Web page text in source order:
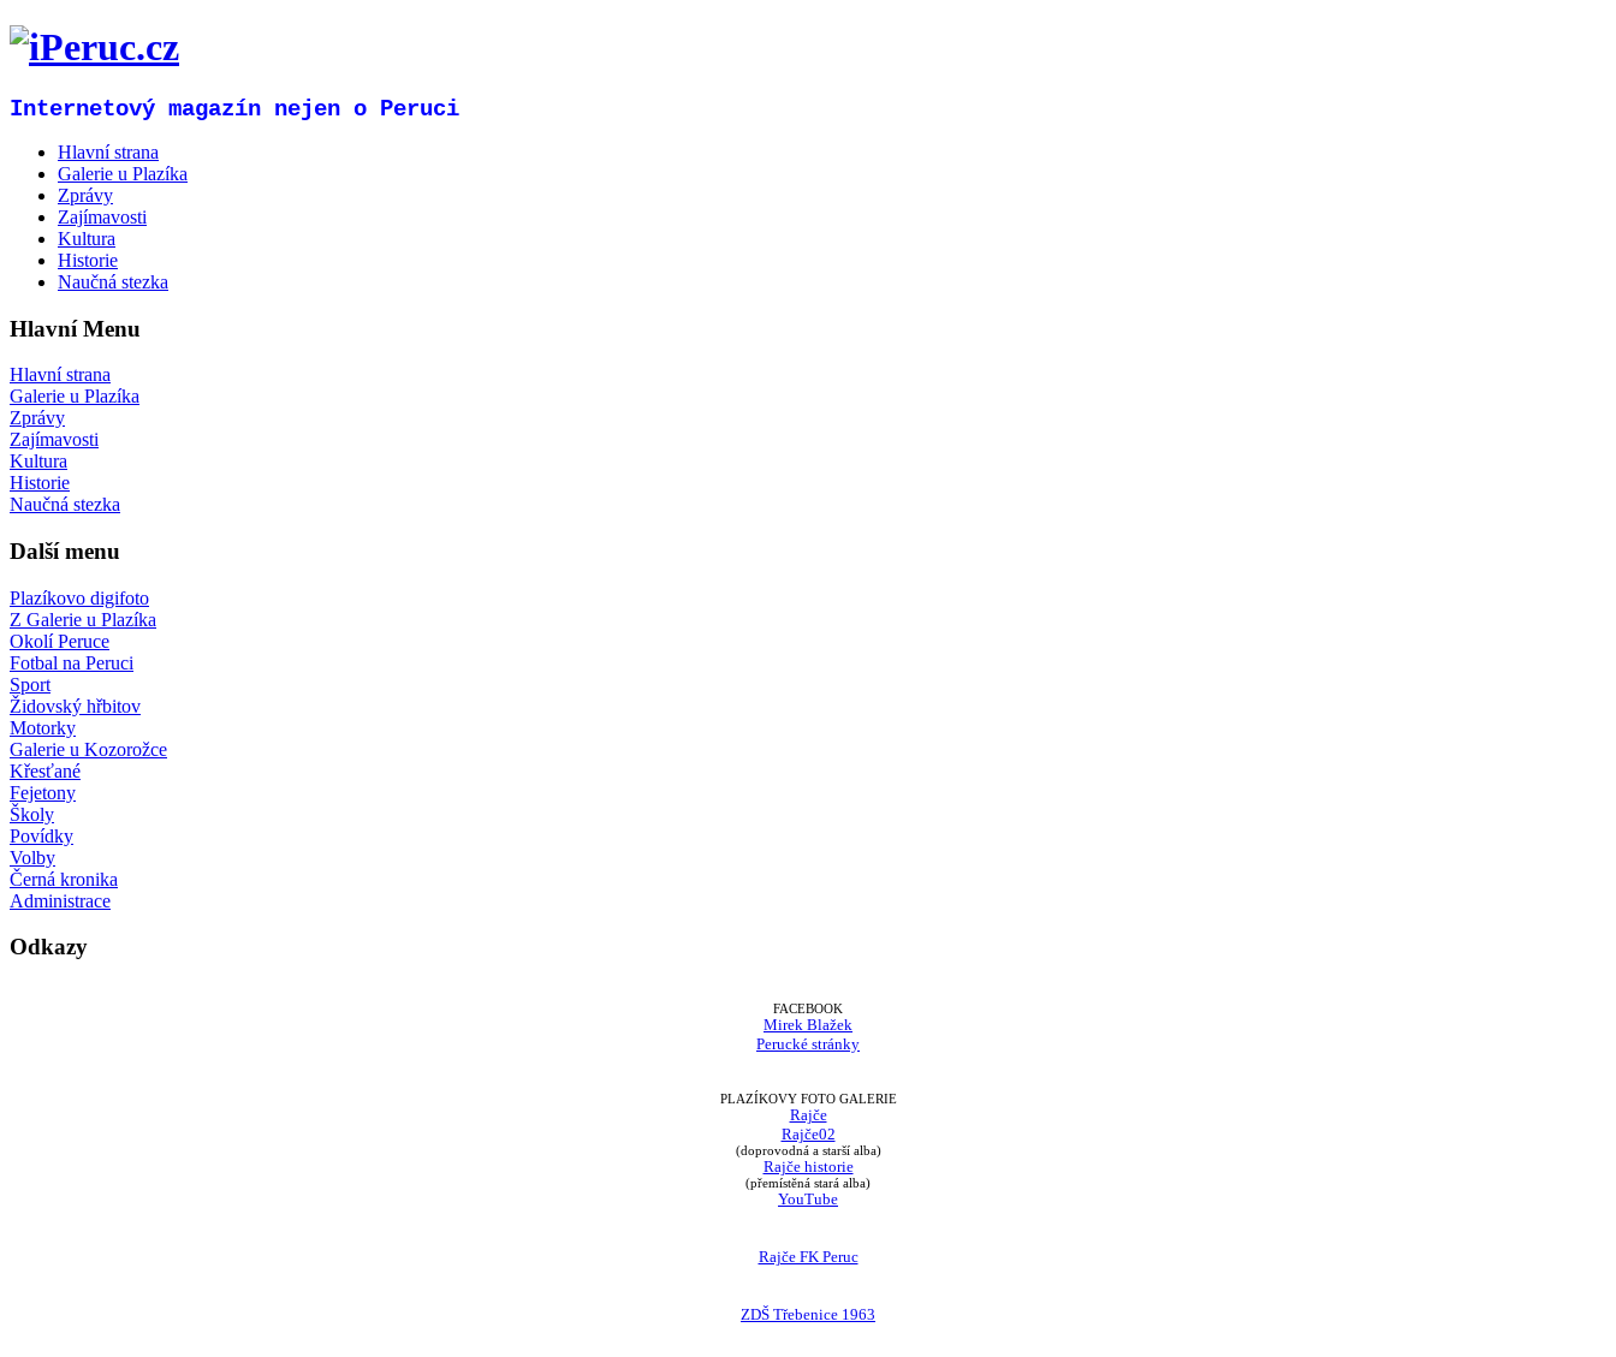
Internetový magazín nejen o Peruci
Hlavní strana
Galerie u Plazíka
Zprávy
Zajímavosti
Kultura
Historie
Naučná stezka
Hlavní Menu
Hlavní strana
Galerie u Plazíka
Zprávy
Zajímavosti
Kultura
Historie
Naučná stezka
Další menu
Plazíkovo digifoto
Z Galerie u Plazíka
Okolí Peruce
Fotbal na Peruci
Sport
Židovský hřbitov
Motorky
Galerie u Kozorožce
Křesťané
Fejetony
Školy
Povídky
Volby
Černá kronika
Administrace
Odkazy
FACEBOOK
Mirek Blažek
Perucké stránky
PLAZÍKOVY FOTO GALERIE
Rajče
Rajče02
(doprovodná a starší alba)
Rajče historie
(přemístěná stará alba)
YouTube
Rajče FK Peruc
ZDŠ Třebenice 1963